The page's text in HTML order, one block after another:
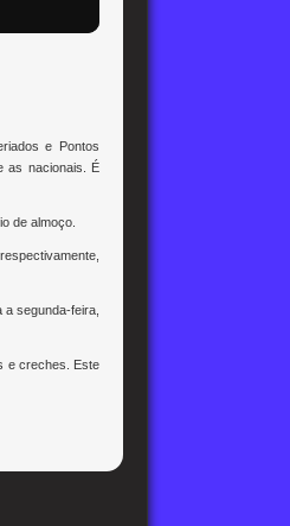
e Pontos
as nacionais. É
de almoço.
segunda-feira,
e creches. Este